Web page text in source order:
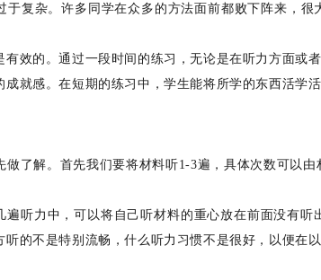
于复杂。许多同学在众多的方法面前都败下阵来，
效的。通过一段时间的练习，无论是在听力方面或
就感。在短期的练习中，学生能将所学的东西活学
做了解。首先我们要将材料听1-3遍，具体次数可以
遍听力中，可以将自己听材料的重心放在前面没有
的不是特别流畅，什么听力习惯不是很好，以便在